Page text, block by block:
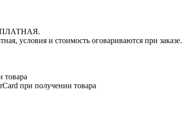
условия и стоимость оговариваются при заказе.
при получении товара